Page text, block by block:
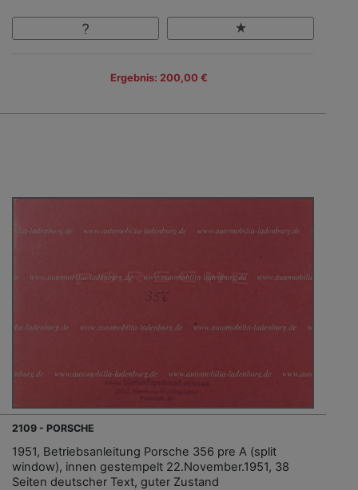
Ergebnis: 200,00 €
2109 - PORSCHE
1951, Betriebsanleitung Porsche 356 pre A (split
window), innen gestempelt 22.November.1951, 38
Seiten deutscher Text, guter Zustand